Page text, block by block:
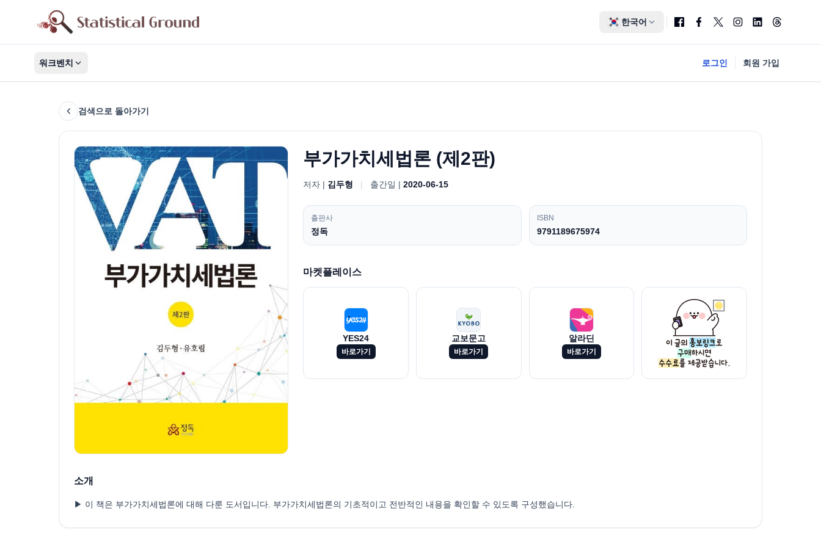
한국어
워크벤치 로그인 회원 가입
검색으로 돌아가기
부가가치세법론 (제2판)
저자 | 김두형 | 출간일 |2020-06-15
출판사
정독
ISBN
9791189675974
마켓플레이스
YES24
바로가기
교보문고
바로가기
알라딘
바로가기
소개
▶ 이 책은 부가가치세법론에 대해 다룬 도서입니다. 부가가치세법론의 기초적이고 전반적인 내용을 확인할 수 있도록 구성했습니다.